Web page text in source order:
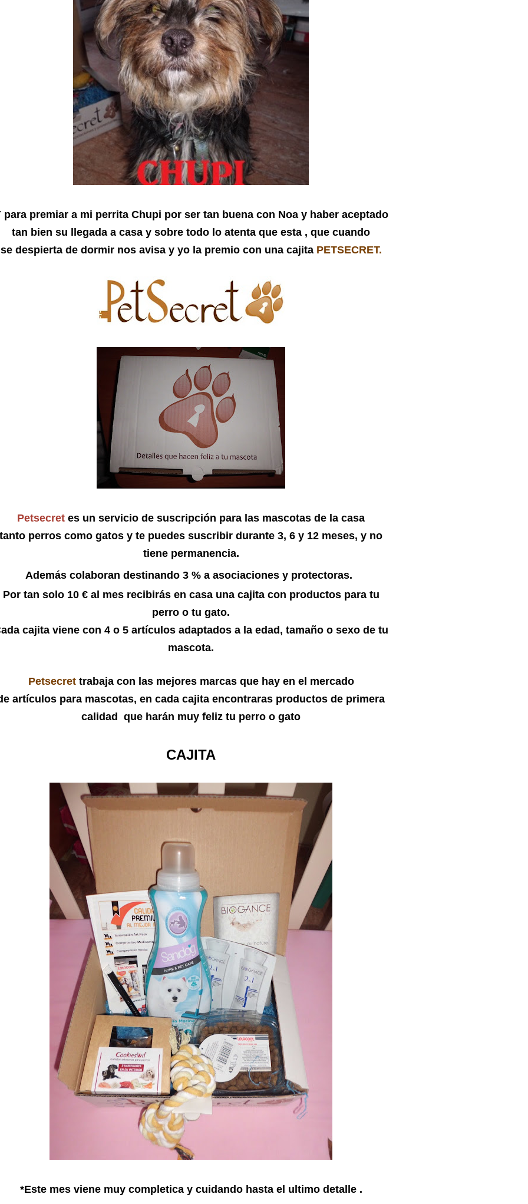
para premiar a mi perrita Chupi por ser tan buena con Noa y haber aceptado
tan bien su llegada a casa y sobre todo lo atenta que esta , que cuando
se despierta de dormir nos avisa y yo la premio con una cajita PETSECRET.
Petsecret es un servicio de suscripción para las mascotas de la casa
tanto perros como gatos y te puedes suscribir durante 3, 6 y 12 meses, y no
tiene permanencia.
Además colaboran destinando 3 % a asociaciones y protectoras.
Por tan solo 10 € al mes recibirás en casa una cajita con productos para tu
perro o tu gato.
cajita viene con 4 o 5 artículos adaptados a la edad, tamaño o sexo de tu
mascota.
Petsecrettrabaja con las mejores marcas que hay en el mercado
artículos para mascotas, en cada cajita encontraras productos de primera
calidad que harán muy feliz tu perro o gato
CAJITA
*Este mes viene muy completica y cuidando hasta el ultimo detalle .